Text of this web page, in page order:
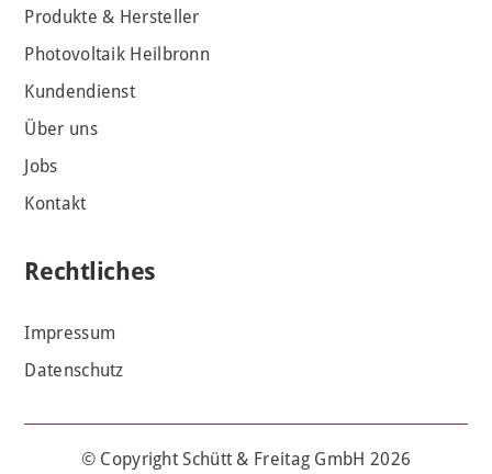
Produkte & Hersteller
Photovoltaik Heilbronn
Kundendienst
Über uns
Jobs
Kontakt
Rechtliches
Impressum
Datenschutz
© Copyright Schütt & Freitag GmbH 2026